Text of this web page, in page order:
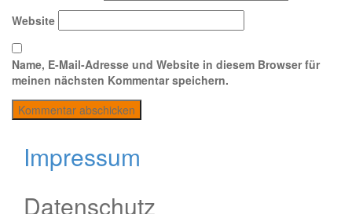
Website
Name, E-Mail-Adresse und Website in diesem Browser für
meinen nächsten Kommentar speichern.
Impressum
Datenschutz